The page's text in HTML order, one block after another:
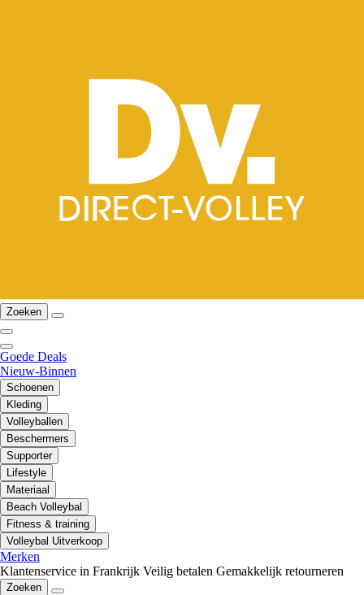
Zoeken
Goede Deals
Nieuw-Binnen
Schoenen
Kleding
Volleyballen
Beschermers
Supporter
Lifestyle
Materiaal
Beach Volleybal
Fitness & training
Volleybal Uitverkoop
Merken
Klantenservice in Frankrijk Veilig betalen Gemakkelijk retourneren
Zoeken